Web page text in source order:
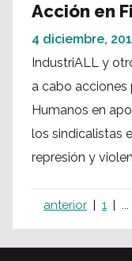
Acción en
4 diciembre,
IndustriALL y
a cabo acciones
Humanos en
los sindicalistas
represión y
anterior 1 ...